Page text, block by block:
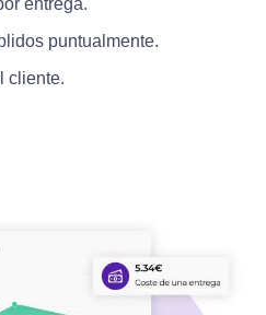
puntualmente.
cliente.